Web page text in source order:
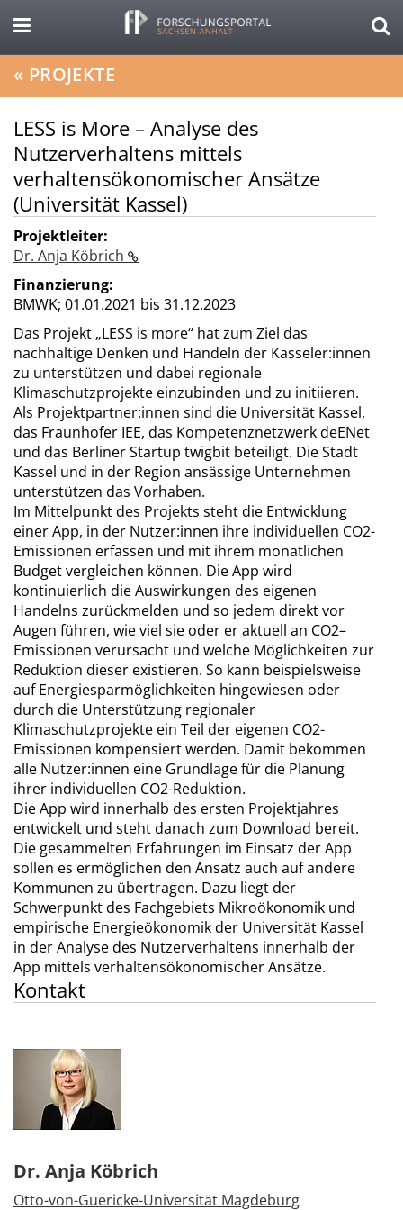
« PROJEKTE
LESS is More – Analyse des
Nutzerverhaltens mittels
verhaltensökonomischer Ansätze
(Universität Kassel)
Projektleiter:
Dr. Anja Köbrich
Finanzierung:
BMWK; 01.01.2021 bis 31.12.2023
Das Projekt „LESS is more“ hat zum Ziel das
nachhaltige Denken und Handeln der Kasseler:innen
zu unterstützen und dabei regionale
Klimaschutzprojekte einzubinden und zu initiieren.
Als Projektpartner:innen sind die Universität Kassel,
das Fraunhofer IEE, das Kompetenznetzwerk deENet
und das Berliner Startup twigbit beteiligt. Die Stadt
Kassel und in der Region ansässige Unternehmen
unterstützen das Vorhaben.
Im Mittelpunkt des Projekts steht die Entwicklung
einer App, in der Nutzer:innen ihre individuellen CO2-
Emissionen erfassen und mit ihrem monatlichen
Budget vergleichen können. Die App wird
kontinuierlich die Auswirkungen des eigenen
Handelns zurückmelden und so jedem direkt vor
Augen führen, wie viel sie oder er aktuell an CO2–
Emissionen verursacht und welche Möglichkeiten zur
Reduktion dieser existieren. So kann beispielsweise
auf Energiesparmöglichkeiten hingewiesen oder
durch die Unterstützung regionaler
Klimaschutzprojekte ein Teil der eigenen CO2-
Emissionen kompensiert werden. Damit bekommen
alle Nutzer:innen eine Grundlage für die Planung
ihrer individuellen CO2-Reduktion.
Die App wird innerhalb des ersten Projektjahres
entwickelt und steht danach zum Download bereit.
Die gesammelten Erfahrungen im Einsatz der App
sollen es ermöglichen den Ansatz auch auf andere
Kommunen zu übertragen. Dazu liegt der
Schwerpunkt des Fachgebiets Mikroökonomik und
empirische Energieökonomik der Universität Kassel
in der Analyse des Nutzerverhaltens innerhalb der
App mittels verhaltensökonomischer Ansätze.
Kontakt
Dr. Anja Köbrich
Otto-von-Guericke-Universität Magdeburg